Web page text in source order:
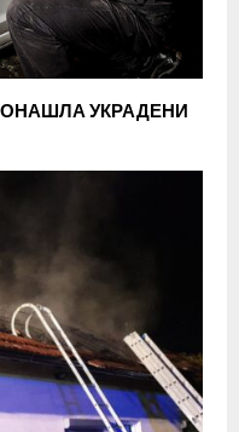
УКРАДЕНИ